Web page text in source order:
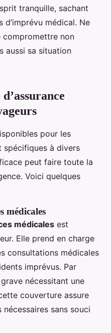
tranquille, sachant
d’imprévu médical. Ne
compromettre non
aussi sa situation
pour les
spécifiques à divers
peut faire toute la
Voici quelques
médicales
médicales est
Elle prend en charge
consultations médicales
imprévus. Par
nécessitant une
couverture assure
sans souci